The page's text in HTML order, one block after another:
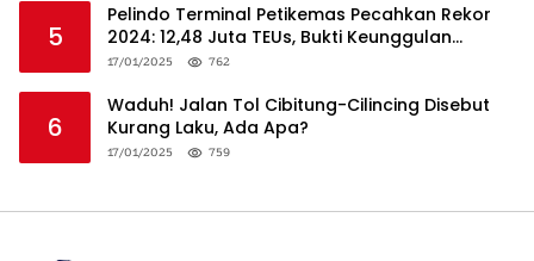
5
Pelindo Terminal Petikemas Pecahkan Rekor
2024: 12,48 Juta TEUs, Bukti Keunggulan
Logistik Nasional
17/01/2025 762
6
Waduh! Jalan Tol Cibitung-Cilincing Disebut
Kurang Laku, Ada Apa?
17/01/2025 759